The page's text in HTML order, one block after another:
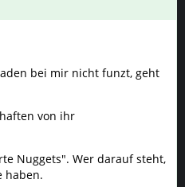
kann, ist mittlerweile
und ansonsten ein
Der krasse Stinker ist sie
vitaler und musste vorhin
werden.